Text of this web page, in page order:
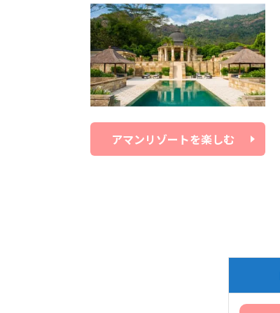
アマンリゾートを楽しむ